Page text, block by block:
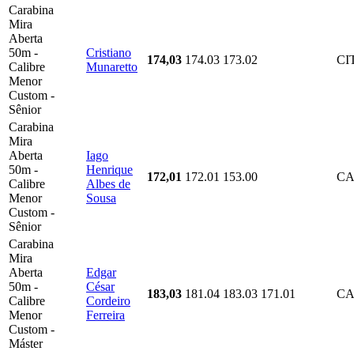
Carabina
Mira
Aberta
50m -
Calibre
Menor
Custom -
Sênior
Cristiano
Munaretto
174,03 174.03 173.02
Carabina
Mira
Aberta
50m -
Calibre
Menor
Custom -
Sênior
Iago
Henrique
Albes de
Sousa
172,01 172.01 153.00
Carabina
Mira
Aberta
50m -
Calibre
Menor
Custom -
Máster
Edgar
César
Cordeiro
Ferreira
183,03 181.04 183.03 171.01